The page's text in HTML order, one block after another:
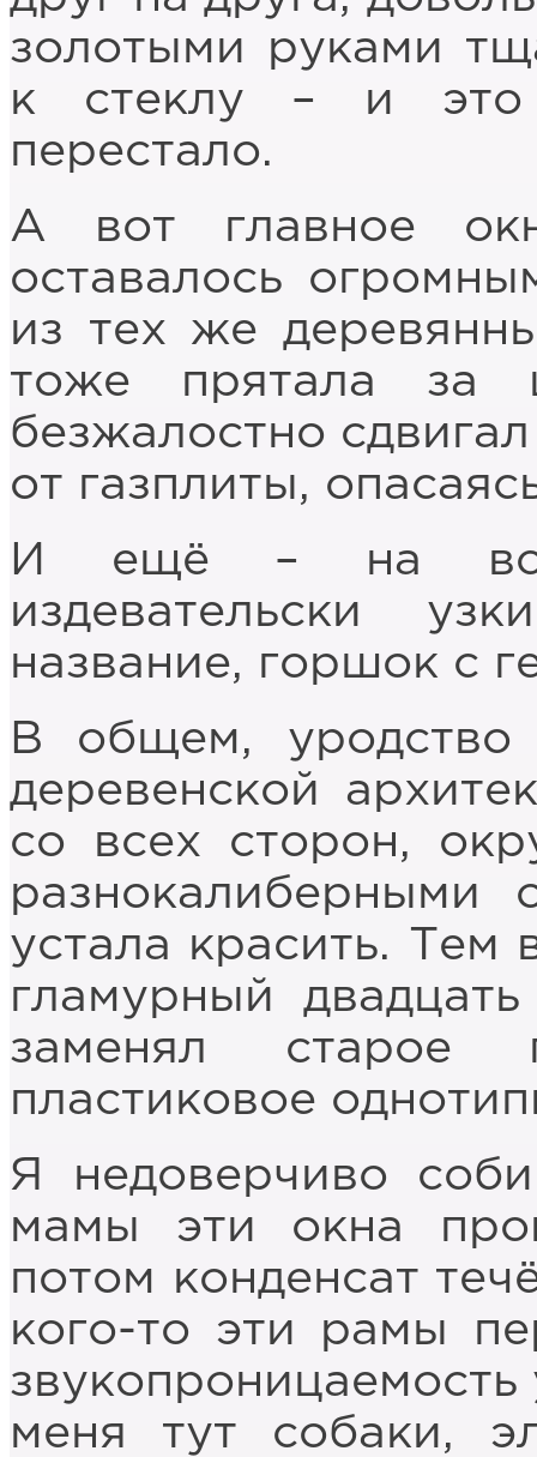
золотыми руками
к стеклу – и это
перестало.
А вот главное
оставалось
из тех же
тоже прятала за
безжалостно
от газплиты,
И ещё – на
издевательски
название, горшок с
В общем, уродство
деревенской
со всех сторон,
устала красить. Тем
гламурный
заменял старое
пластиковое
Я недоверчиво
мамы эти окна
потом конденсат
кого-то эти рамы
меня тут собаки,